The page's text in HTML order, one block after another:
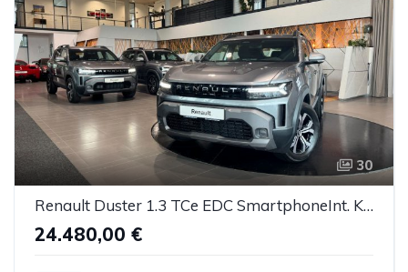
30
Renault Duster 1.3 TCe EDC SmartphoneInt. Kamera LED
24.480,00 €